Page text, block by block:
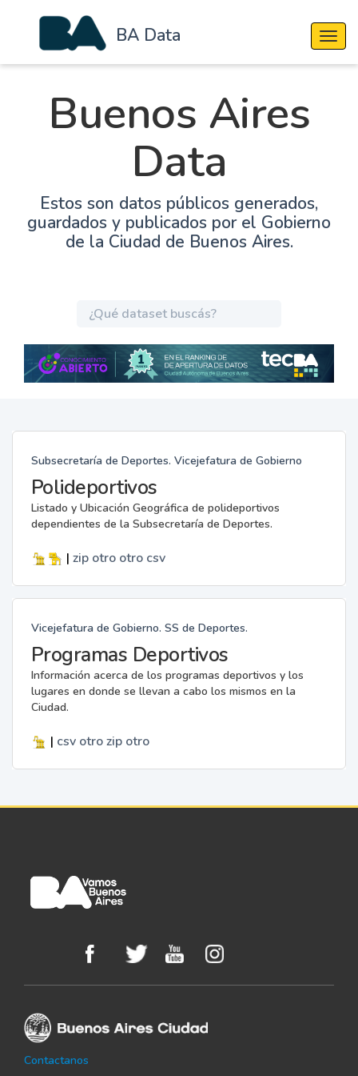
BA Data
Buenos Aires
Data
Estos son datos públicos generados,
guardados y publicados por el Gobierno
de la Ciudad de Buenos Aires.
Subsecretaría de Deportes. Vicejefatura de Gobierno
Polideportivos
Listado y Ubicación Geográfica de polideportivos
dependientes de la Subsecretaría de Deportes.
| zip otro otro csv
Vicejefatura de Gobierno. SS de Deportes.
Programas Deportivos
Información acerca de los programas deportivos y los
lugares en donde se llevan a cabo los mismos en la
Ciudad.
| csv otro zip otro
Contactanos